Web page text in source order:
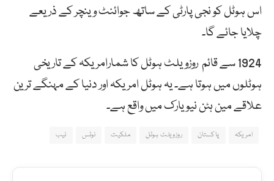
اس ہوٹل کو نجی پارٹی کے ساتھ جوائنٹ وینچر کے ذریعے
چلایا جائے گا۔
1924 سے قائم روزویلٹ ہوٹل کا شمارامریکہ کے تاریخی
ہوٹلوں میں ہوتا ہے۔ یہ ہوٹل امریکہ اور دنیا کے مہنگے ترین
علاقے مین ہٹن نیویارک میں واقع ہے۔
امریکہ پاکستان روزویلٹ ہوٹل ملکیت نوٹس نیب